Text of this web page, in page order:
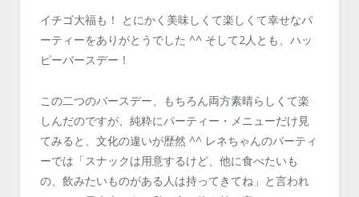
イチゴ大福も！ とにかく美味しくて楽しくて幸せなパ
ーティーをありがとうでした ^^ そして2人とも、ハッ
ピーバースデー！
この二つのバースデー、もちろん両方素晴らしくて楽
しんだのですが、純粋にパーティー・メニューだけ見
てみると、文化の違いが歴然 ^^ レネちゃんのパーティ
ーでは「スナックは用意するけど、他に食べたいも
の、飲みたいものがある人は持ってきてね」と言われ